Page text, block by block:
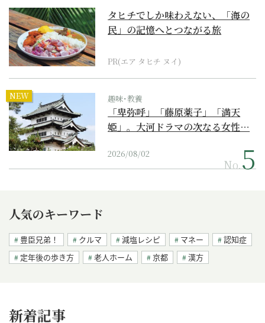
タヒチでしか味わえない、「海の
民」の記憶へとつながる旅
PR(エア タヒチ ヌイ)
NEW 趣味･教養
「卑弥呼」「藤原薬子」「満天
姫」。大河ドラマの次なる女性…
2026/08/02
No.
人気のキーワード
豊臣兄弟！ クルマ 減塩レシピ マネー
認知症
定年後の歩き方
老人ホーム 京都 漢方
新着記事